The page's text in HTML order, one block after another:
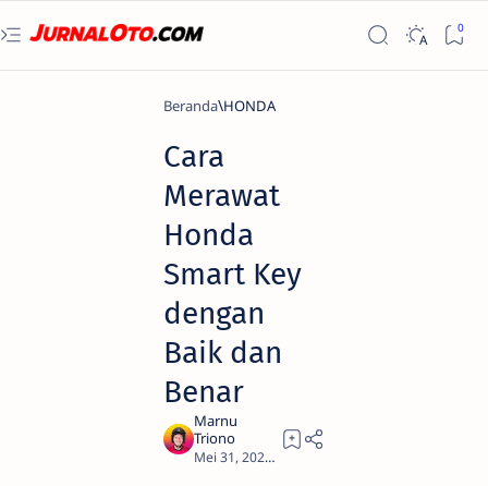
Beranda HONDA
Cara
Merawat
Honda
Smart Key
dengan
Baik dan
Benar